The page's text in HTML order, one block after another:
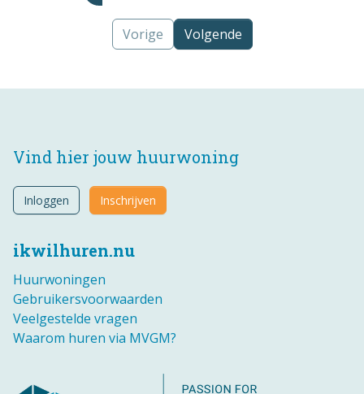
Vorige Volgende
ikwilhuren.nu
Huurwoningen
Gebruikersvoorwaarden
Veelgestelde vragen
Waarom huren via MVGM?
Vind hier jouw huurwoning
Inloggen Inschrijven